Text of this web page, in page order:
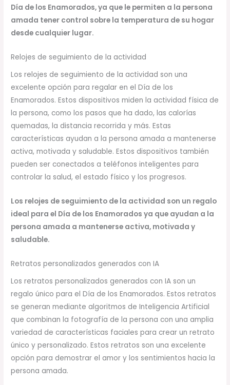
Día de los Enamorados, ya que le permiten a la persona
amada tener control sobre la temperatura de su hogar
desde cualquier lugar.
Relojes de seguimiento de la actividad
Los relojes de seguimiento de la actividad son una
excelente opción para regalar en el Día de los
Enamorados. Estos dispositivos miden la actividad física de
la persona, como los pasos que ha dado, las calorías
quemadas, la distancia recorrida y más. Estas
características ayudan a la persona amada a mantenerse
activa, motivada y saludable. Estos dispositivos también
pueden ser conectados a teléfonos inteligentes para
controlar la salud, el estado físico y los progresos.
Los relojes de seguimiento de la actividad son un regalo
ideal para el Día de los Enamorados ya que ayudan a la
persona amada a mantenerse activa, motivada y
saludable.
Retratos personalizados generados con IA
Los retratos personalizados generados con IA son un
regalo único para el Día de los Enamorados. Estos retratos
se generan mediante algoritmos de Inteligencia Artificial
que combinan la fotografía de la persona con una amplia
variedad de características faciales para crear un retrato
único y personalizado. Estos retratos son una excelente
opción para demostrar el amor y los sentimientos hacia la
persona amada.